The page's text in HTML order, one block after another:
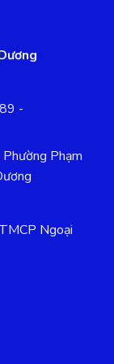
-
Phạm
Ngoại